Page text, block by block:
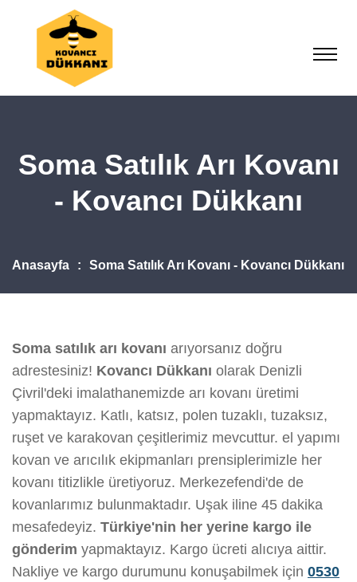
Soma Satılık Arı Kovanı
- Kovancı Dükkanı
Anasayfa Soma Satılık Arı Kovanı - Kovancı Dükkanı
Soma satılık arı kovanı arıyorsanız doğru
adrestesiniz! Kovancı Dükkanı olarak Denizli
Çivril'deki imalathanemizde arı kovanı üretimi
yapmaktayız. Katlı, katsız, polen tuzaklı, tuzaksız,
ruşet ve karakovan çeşitlerimiz mevcuttur. el yapımı
kovan ve arıcılık ekipmanları prensiplerimizle her
kovanı titizlikle üretiyoruz. Merkezefendi'de de
kovanlarımız bulunmaktadır. Uşak iline 45 dakika
mesafedeyiz. Türkiye'nin her yerine kargo ile
gönderim yapmaktayız. Kargo ücreti alıcıya aittir.
Nakliye ve kargo durumunu konuşabilmek için 0530